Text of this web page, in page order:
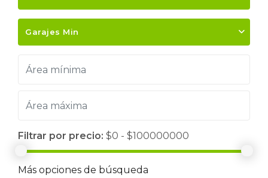
Garajes Min
Filtrar por precio: $0 - $100000000
Más opciones de búsqueda